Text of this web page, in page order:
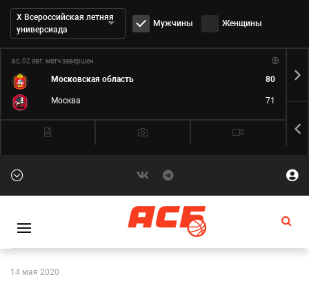
Дивизион:
Х Всероссийская летняя
универсиада
Мужчины Женщины
вс, 02 авг. матч завершен
Московская область 80
Москва 71
14 мая 2020